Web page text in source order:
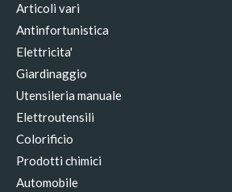
Articoli vari
Antinfortunistica
Elettricita'
Giardinaggio
Utensileria manuale
Elettroutensili
Colorificio
Prodotti chimici
Automobile